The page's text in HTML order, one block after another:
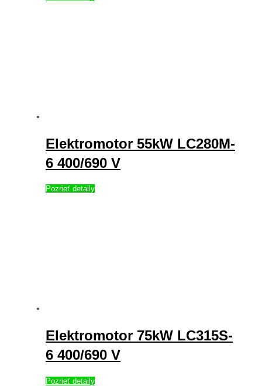
Elektromotor 55kW LC280M-
6 400/690 V
Pozrieť detaily
Elektromotor 75kW LC315S-
6 400/690 V
Pozrieť detaily